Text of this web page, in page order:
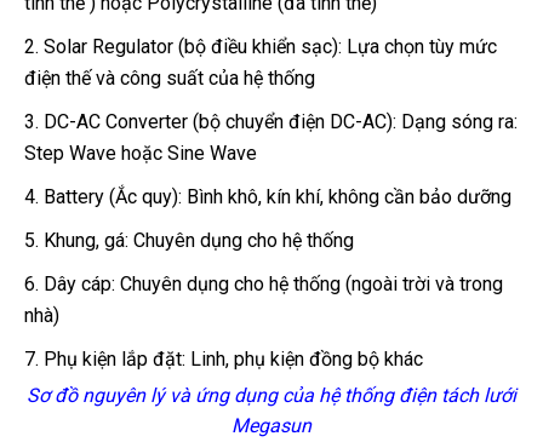
2. Solar Regulator (bộ điều khiển sạc): Lựa chọn tùy mức
điện thế và công suất của hệ thống
3. DC-AC Converter (bộ chuyển điện DC-AC): Dạng sóng ra:
Step Wave hoặc Sine Wave
4. Battery (Ắc quy): Bình khô, kín khí, không cần bảo dưỡng
5. Khung, gá: Chuyên dụng cho hệ thống
6. Dây cáp: Chuyên dụng cho hệ thống (ngoài trời và trong
nhà)
7. Phụ kiện lắp đặt: Linh, phụ kiện đồng bộ khác
Sơ đồ nguyên lý và ứng dụng của hệ thống điện tách lưới
Megasun